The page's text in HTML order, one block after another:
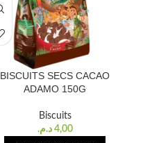
BISCUITS SECS CACAO
ADAMO 150G
Biscuits
4,00 د.م.